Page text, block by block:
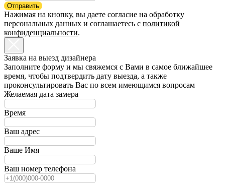
Отправить
Нажимая на кнопку, вы даете согласие на обработку
персональных данных и соглашаетесь c политикой
конфиденциальности.
Заявка на выезд дизайнера
Заполните форму и мы свяжемся с Вами в самое ближайшее
время, чтобы подтвердить дату выезда, а также
проконсультировать Вас по всем имеющимся вопросам
Желаемая дата замера
Время
Ваш адрес
Ваше Имя
Ваш номер телефона